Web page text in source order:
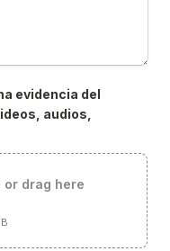
evidencia del
audios,
drag here